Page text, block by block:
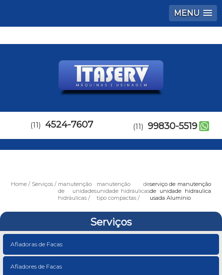
MENU
(11) 4524-7607 (11) 99830-5519
Home Serviços
manutenção
de unidades
hidráulicas
manutenção de
unidade hidráulicas
tipo compactas
serviço de manutenção
de unidade hidraulica
usada Alumínio
Serviços
Afiadoras de Facas
Afiadores de Facas